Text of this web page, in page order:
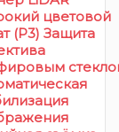
цветовой
(P3) Защита